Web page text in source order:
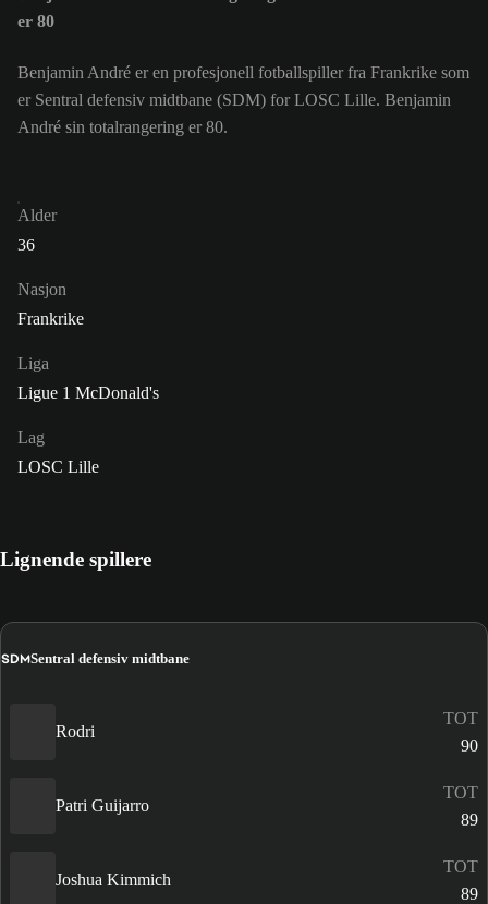
er 80
Benjamin André er en profesjonell fotballspiller fra Frankrike som
er Sentral defensiv midtbane (SDM) for LOSC Lille. Benjamin
André sin totalrangering er 80.
Alder
36
Nasjon
Frankrike
Liga
Ligue 1 McDonald's
Lag
LOSC Lille
Lignende spillere
SDMSentral defensiv midtbane
Rodri
TOT
90
Patri Guijarro
TOT
89
Joshua Kimmich
TOT
89